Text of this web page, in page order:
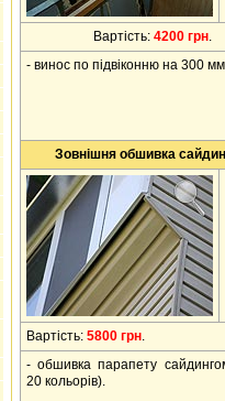
Вартість: 4200 грн.
- винос по підвіконню на 300 мм
Зовнішня обшивка
Вартість: 5800 грн.
- обшивка парапету
20 кольорів).